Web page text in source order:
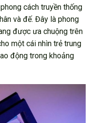
cách truyền thống
và đế. Đây là phong
được ưa chuộng trên
một cái nhìn trẻ trung
động trong khoảng